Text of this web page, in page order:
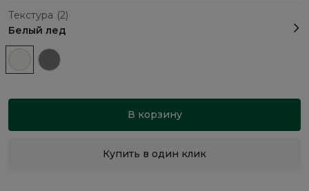
Текстура (2)
Белый лед
В корзину
Купить в один клик